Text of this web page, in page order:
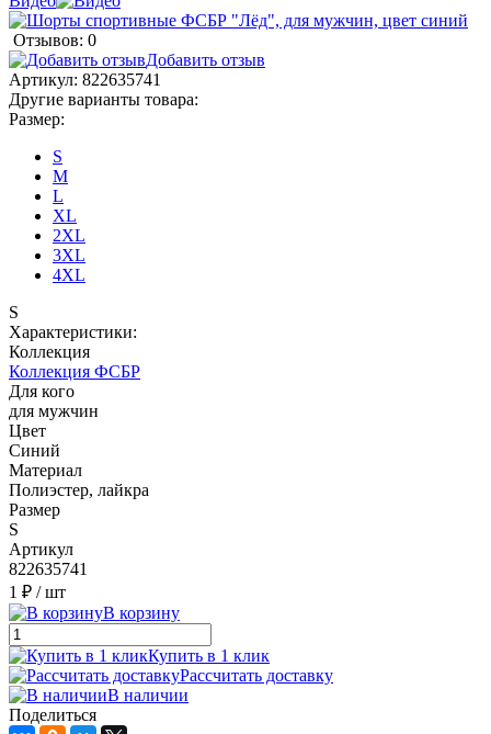
Отзывов: 0
Добавить отзыв
Артикул: 822635741
Другие варианты товара:
Размер:
S
M
L
XL
2XL
3XL
4XL
S
Характеристики:
Коллекция
Коллекция ФСБР
Для кого
для мужчин
Цвет
Синий
Материал
Полиэстер, лайкра
Размер
S
Артикул
822635741
1 ₽ / шт
В корзину
Купить в 1 клик
Рассчитать доставку
В наличии
Поделиться